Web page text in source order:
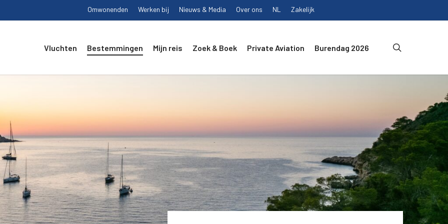
Omwonenden Werken bij Nieuws & Media Over ons NL Zakelijk
Vluchten Bestemmingen Mijn reis Zoek & Boek Private Aviation Burendag 2026